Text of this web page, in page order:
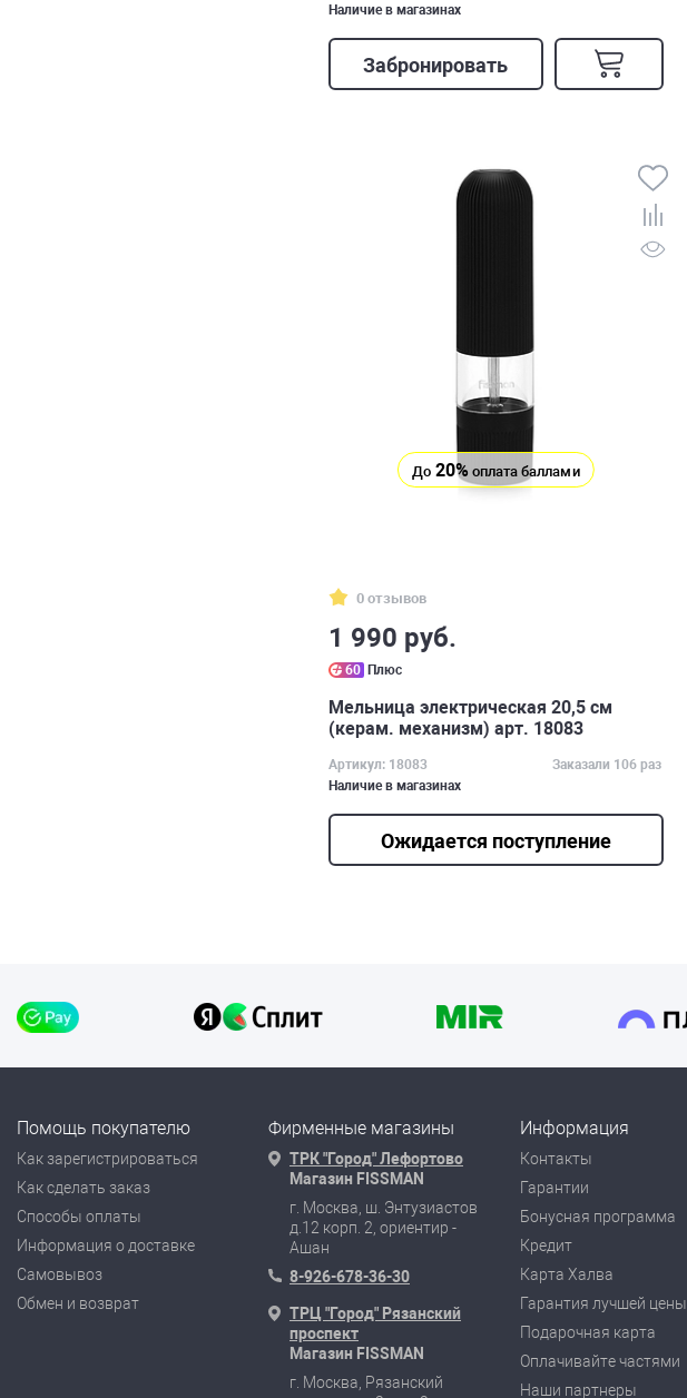
Наличие в магазинах
Забронировать
До 20% оплата баллами
0 отзывов
1 990 руб.
60 Плюс
Мельница электрическая 20,5 см
(керам. механизм) арт. 18083
Артикул: 18083
Заказали 106 раз
Наличие в магазинах
Ожидается поступление
Помощь покупателю
Как зарегистрироваться
Как сделать заказ
Способы оплаты
Информация о доставке
Самовывоз
Обмен и возврат
Фирменные магазины
ТРК "Город" Лефортово
Магазин FISSMAN
г. Москва, ш. Энтузиастов
д.12 корп. 2, ориентир -
Ашан
8-926-678-36-30
ТРЦ "Город" Рязанский
проспект
Магазин FISSMAN
г. Москва, Рязанский
Информация
Контакты
Гарантии
Бонусная программа
Кредит
Карта Халва
Гарантия лучшей цены
Подарочная карта
Оплачивайте частями
Наши партнеры